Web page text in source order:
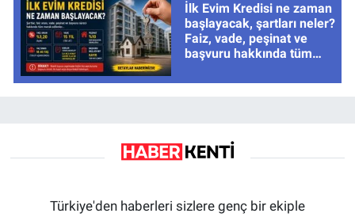
İlk Evim Kredisi ne zaman
başlayacak, şartları neler?
Faiz, vade, peşinat ve
başvuru hakkında tüm
Türkiye'den haberleri sizlere genç bir ekiple